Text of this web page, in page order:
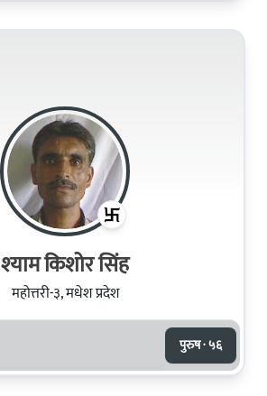
श्‍याम किशोर सिंह
महोत्तरी-३, मधेश प्रदेश
पुरुष · ५६